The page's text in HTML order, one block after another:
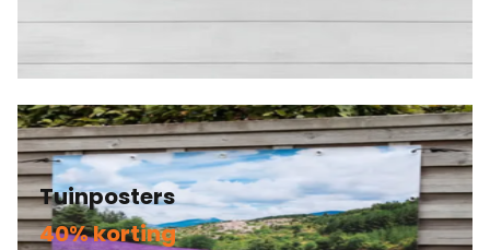
Tuinposters
40% korting